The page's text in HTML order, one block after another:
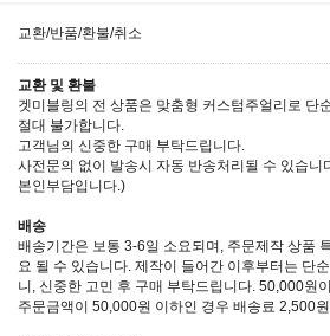
교환/반품/환불/취소
교환 및 환불
겟미블링의 전 상품은 맞춤형 커스텀주얼리로 단
절대 불가합니다.
고객님의 신중한 구매 부탁드립니다.
사전문의 없이 발송시 자동 반송처리될 수 있습니
본인부담입니다.)
배송
배송기간은 보통 3-6일 소요되며, 주문제작 상품
요 될 수 있습니다. 제작이 들어간 이후부터는 단
니, 신중한 고민 후 구매 부탁드립니다. 50,000원
주문금액이 50,000원 이하인 경우 배송료 2,500